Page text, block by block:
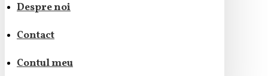
Despre noi
Contact
Contul meu